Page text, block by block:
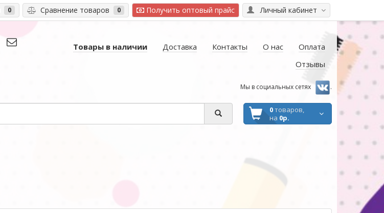
Личный кабинет
0 Сравнение товаров 0 Получить оптовый прайс
Товары в наличии Доставка Контакты О нас
Оплата
Отзывы
Мы в социальных сетях .
0товаров,
на 0р.